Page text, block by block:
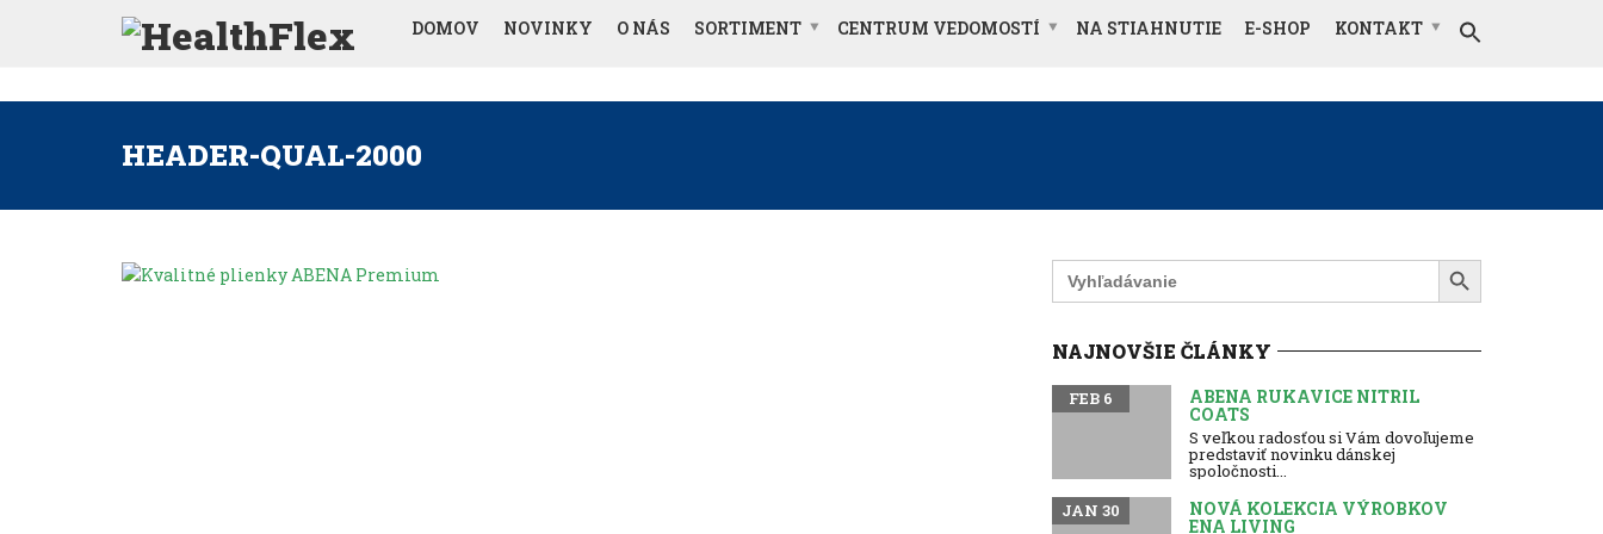
DOMOV NOVINKY O NÁS SORTIMENT CENTRUM VEDOMOSTÍ NA STIAHNUTIE E-SHOP KONTAKT
HEADER-QUAL-2000
Search
for:
Search Button
NAJNOVŠIE ČLÁNKY
ABENA RUKAVICE NITRIL
COATS
FEB 6
S veľkou radosťou si Vám dovoľujeme
predstaviť novinku dánskej
spoločnosti...
NOVÁ KOLEKCIA VÝROBKOV
ENA LIVING
JAN 30